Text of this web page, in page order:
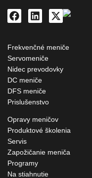
Frekvenčné meniče
Servomeniče
Nidec prevodovky
DC meniče
DFS meniče
Prislušenstvo
Opravy meničov
Produktové školenia
Servis
Zapožičanie meniča
Programy
Na stiahnutie